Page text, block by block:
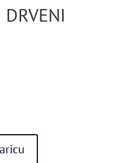
DRVENI